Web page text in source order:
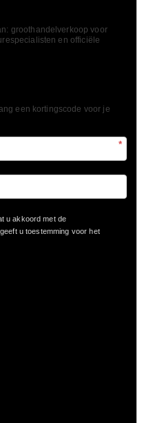
groothandelverkoop voor
en officiële
een kortingscode voor je
*
u akkoord met de
u toestemming voor het